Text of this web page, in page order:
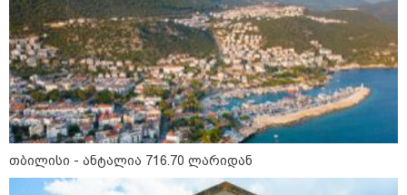
11:13 / 05-08-2026
Hisense წარმოგიდგენთ გზავნილს "ინოვაციები
უკეთესი ცხოვრებისათვის" FIFA-ს 2026 წლის
მსოფლიო ჩემპიონატზე™
სამართალი
თბილისი - ანტალია 716.70 ლარიდან